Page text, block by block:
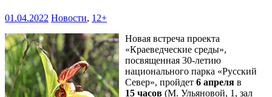
01.04.2022 Новости, 12+
Новая встреча проекта
«Краеведческие среды»,
посвященная 30-летию
национального парка «Русский
Север», пройдет 6 апреля в
15 часов (М. Ульяновой, 1, зал